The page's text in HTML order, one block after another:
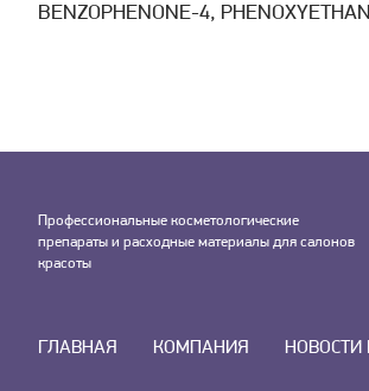
BENZOPHENONE-4,
Профессиональные косметологические
препараты и расходные материалы для салонов
красоты
ГЛАВНАЯ КОМПАНИЯ НОВОСТИ